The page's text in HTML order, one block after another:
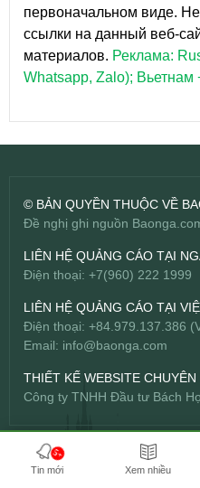
первоначальном виде.
ссылки на данный веб-
материалов. Реклама:
Whatsapp, Zalo); Вьетнам
© BẢN QUYỀN THUỘC VỀ
Đề nghị ghi nguồn
LIÊN HỆ QUẢNG CÁO TẠI
Điện thoại: +7(960) 222
LIÊN HỆ QUẢNG CÁO TẠI
Điện thoại: +84.979.137.386
Email: info@baonga.com
THIẾT KẾ WEBSITE CHUYÊN
Công ty TNHH Đầu tư Bách
5+
Tin mới Xem nhiều